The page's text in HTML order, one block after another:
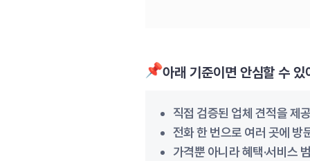
아래 기준이면 안심할 수 있
직접 검증된 업체 견적을 제
전화 한 번으로 여러 곳에 방
가격뿐 아니라 혜택·서비스